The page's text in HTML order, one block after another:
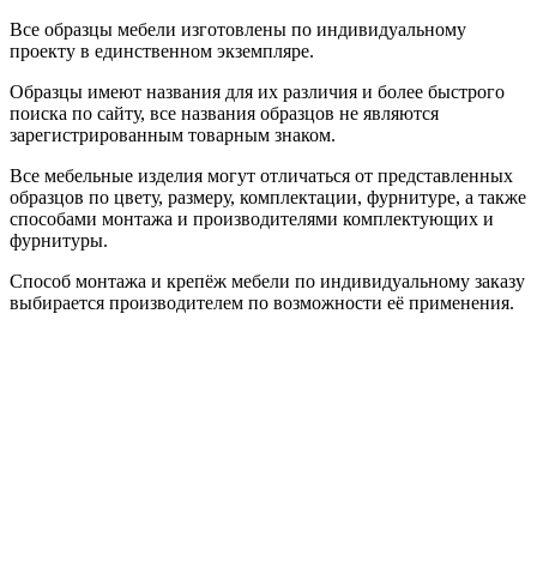
Все образцы мебели изготовлены по индивидуальному
проекту в единственном экземпляре.
Образцы имеют названия для их различия и более быстрого
поиска по сайту, все названия образцов не являются
зарегистрированным товарным знаком.
Все мебельные изделия могут отличаться от представленных
образцов по цвету, размеру, комплектации, фурнитуре, а также
способами монтажа и производителями комплектующих и
фурнитуры.
Способ монтажа и крепёж мебели по индивидуальному заказу
выбирается производителем по возможности её применения.